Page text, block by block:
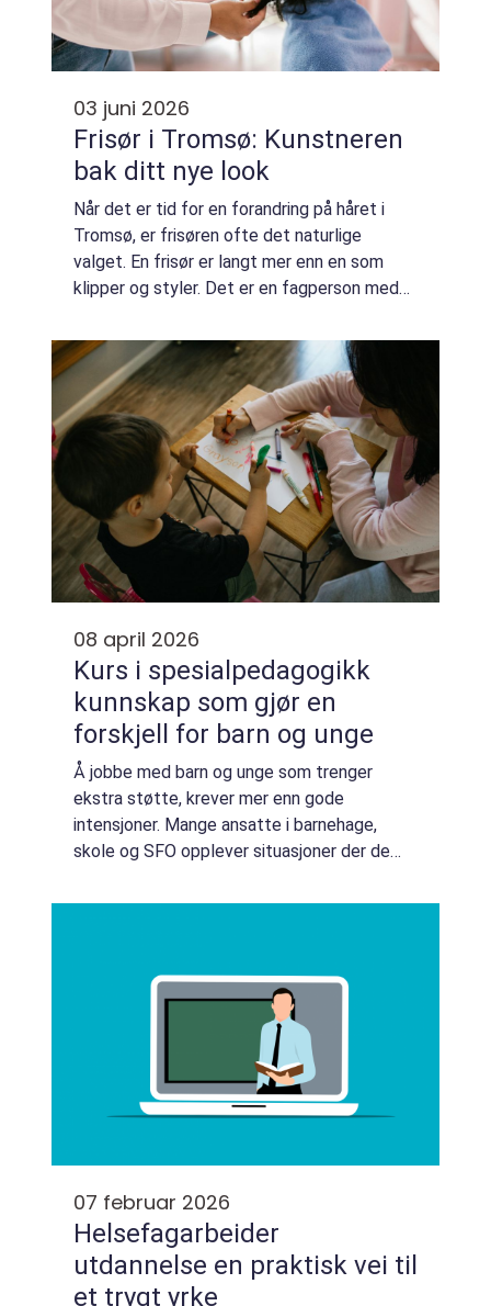
03 juni 2026
Frisør i Tromsø: Kunstneren
bak ditt nye look
Når det er tid for en forandring på håret i
Tromsø, er frisøren ofte det naturlige
valget. En frisør er langt mer enn en som
klipper og styler. Det er en fagperson med
...
08 april 2026
Kurs i spesialpedagogikk
kunnskap som gjør en
forskjell for barn og unge
Å jobbe med barn og unge som trenger
ekstra støtte, krever mer enn gode
intensjoner. Mange ansatte i barnehage,
skole og SFO opplever situasjoner der de
på hva som er riktige tiltak. Et kurs i
07 februar 2026
Helsefagarbeider
utdannelse en praktisk vei til
et trygt yrke